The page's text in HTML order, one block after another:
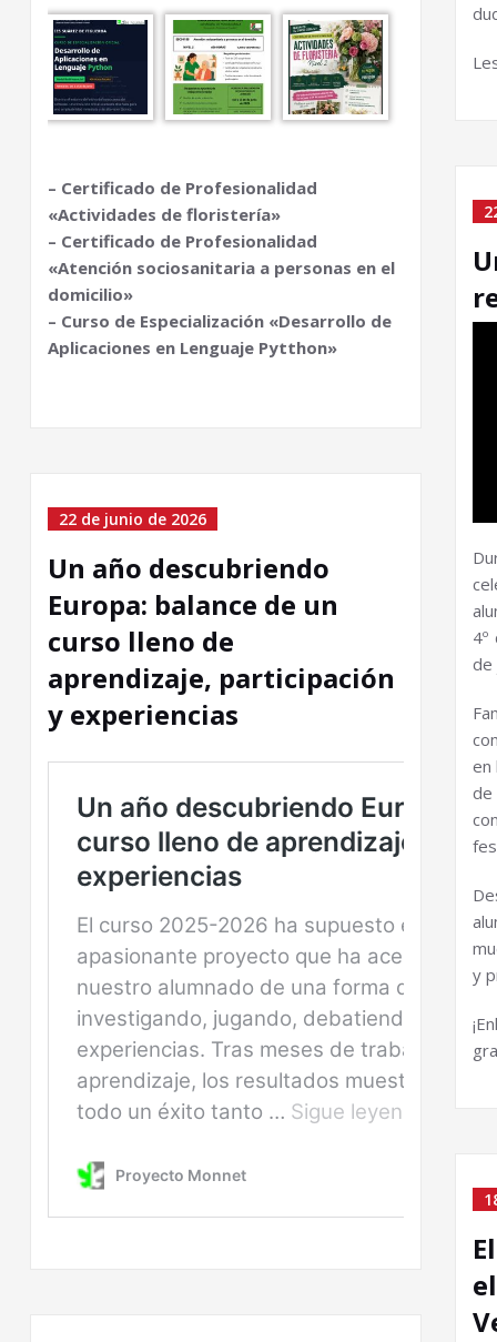
– Certificado de Profesionalidad
«Actividades de floristería»
– Certificado de Profesionalidad
«Atención sociosanitaria a personas en el
domicilio»
– Curso de Especialización «Desarrollo de
Aplicaciones en Lenguaje Pytthon»
22 de junio de 2026
Un año descubriendo
Europa: balance de un
curso lleno de
aprendizaje, participación
y experiencias
de
en
de
y